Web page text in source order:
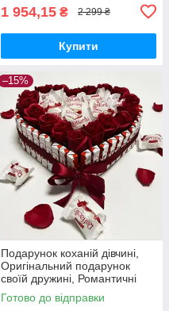
1 954,15 ₴ 2 299 ₴
Купити
–15%
Подарунок коханій дівчині,
Оригінальний подарунок
своїй дружині, Романтичні
подарунки дівчині, Солодкі
подарункові бокси
Готово до відправки